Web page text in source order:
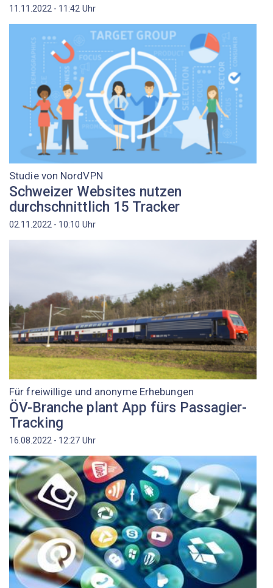
11.11.2022 - 11:42 Uhr
Studie von NordVPN
Schweizer Websites nutzen
durchschnittlich 15 Tracker
02.11.2022 - 10:10 Uhr
Für freiwillige und anonyme Erhebungen
ÖV-Branche plant App fürs Passagier-
Tracking
16.08.2022 - 12:27 Uhr